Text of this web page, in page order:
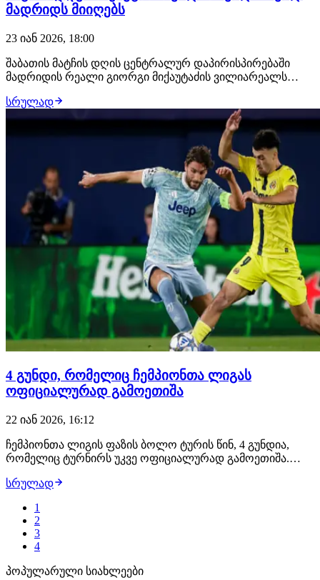
მადრიდს მიიღებს
23 იან 2026, 18:00
შაბათის მატჩის დღის ცენტრალურ დაპირისპირებაში
მადრიდის რეალი გიორგი მიქაუტაძის ვილიარეალს
აღნიშნული შეხვედრისგან. ვილიარეალი V რეალი | 23:55
მიქაუტაძეს რეალის კარში გოლის გატანის გამოცდილება
უკვე აქვს. პირველი წრის მატჩში ვილიარეალი დამა…
სრულად
4 გუნდი, რომელიც ჩემპიონთა ლიგას
ოფიციალურად გამოეთიშა
22 იან 2026, 16:12
ჩემპიონთა ლიგის ფაზის ბოლო ტურის წინ, 4 გუნდია,
რომელიც ტურნირს უკვე ოფიციალურად გამოეთიშა.
სადაც ჟორჟ მიქაუტაძე თამაშობს. ვილიარეალი აიაქსთან
შანსი დაკარგა. ვილიარეალთან ერთად, სიაშია კაი…
სრულად
1
2
3
4
პოპულარული სიახლეები